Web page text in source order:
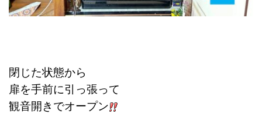
閉じた状態から
扉を手前に引っ張って
観音開きでオープン